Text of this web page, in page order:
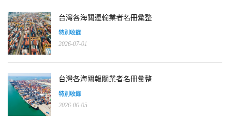
台灣各海關運輸業者名冊彙整
特別收錄
2026-07-01
台灣各海關報關業者名冊彙整
特別收錄
2026-06-05